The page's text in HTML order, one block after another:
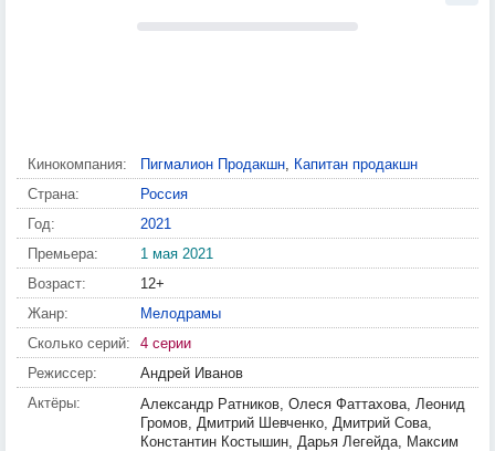
Кинокомпания: Пигмалион Продакшн, Капитан продакшн
Страна:
Россия
Год:
2021
Премьера:
1 мая 2021
Возраст:
12+
Жанр:
Мелодрамы
Сколько серий:
4 серии
Режиссер:
Андрей Иванов
Актёры:
Александр Ратников, Олеся Фаттахова, Леонид
Громов, Дмитрий Шевченко, Дмитрий Сова,
Константин Костышин, Дарья Легейда, Максим